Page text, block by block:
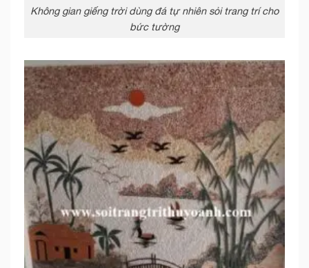
Không gian giếng trời dùng đá tự nhiên sỏi trang trí cho
bức tường